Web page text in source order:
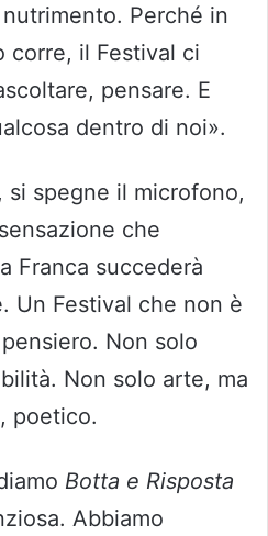
Perché in
corre, il Festival ci
pensare. E
dentro di noi».
spegne il microfono,
che
Franca succederà
Un Festival che non è
Non solo
Non solo arte, ma
poetico.
Botta e Risposta
Abbiamo